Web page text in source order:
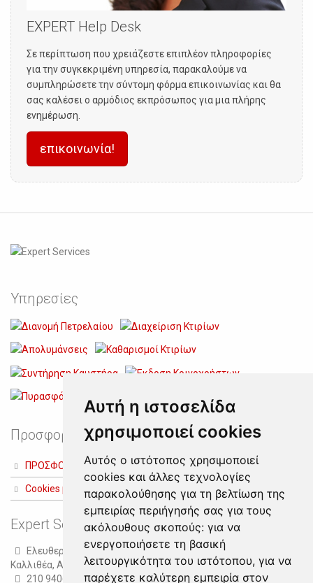
Αυτή η ιστοσελίδα
χρησιμοποιεί cookies
Αυτός ο ιστότοπος χρησιμοποιεί
cookies και άλλες τεχνολογίες
παρακολούθησης για τη βελτίωση της
εμπειρίας περιήγησής σας για τους
ακόλουθους σκοπούς: για να
ενεργοποιήσετε τη βασική
λειτουργικότητα του ιστότοπου, για να
παρέχετε καλύτερη εμπειρία στον
EXPERT Help Desk
Σε περίπτωση που χρειάζεστε επιπλέον πληροφορίες
για την συγκεκριμένη υπηρεσία, παρακαλούμε να
συμπληρώσετε την σύντομη φόρμα επικοινωνίας και θα
σας καλέσει ο αρμόδιος εκπρόσωπος για μια πλήρης
ενημέρωση.
επικοινωνία!
Υπηρεσίες
Προσφορές
ΠΡΟΣΦΟΡΑ ΔΙΑΧΕΙΡΙΣΗΣ ΚΤΙΡΙΩΝ
Cookies preferences
Expert Services
Ελευθερίου Βενιζέλου 248
Καλλιθέα, Αθήνα
210 9406100 (8 γραμμές)